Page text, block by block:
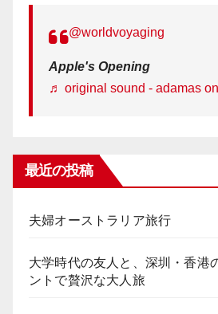
@worldvoyaging
Apple's Opening
♬ original sound - adamas
最近の投稿
夫婦オーストラリア旅行
大学時代の友人と、深圳・香
ントで贅沢な大人旅